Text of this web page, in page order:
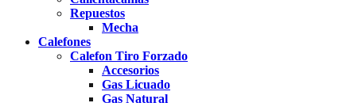
Repuestos
Mecha
Calefones
Calefon Tiro Forzado
Accesorios
Gas Licuado
Gas Natural